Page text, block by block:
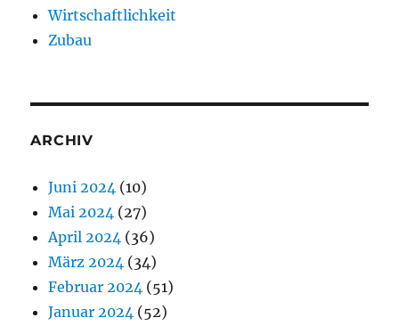
Wirtschaftlichkeit
Zubau
ARCHIV
Juni 2024 (10)
Mai 2024 (27)
April 2024 (36)
März 2024 (34)
Februar 2024 (51)
Januar 2024 (52)